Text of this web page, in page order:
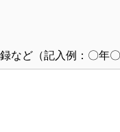
など（記入例：〇年